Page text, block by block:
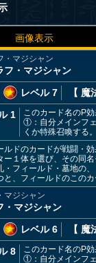
画像表示
・マジシャン
フ・マジシャン
レベル 7 【 魔
1
このカード名のP
①：自分メインフ
くか特殊召喚する。
ドのカードが戦闘・
ー１体を選び、その同
フィールド・墓地の
と、フィールドのこの
マジシャン
・マジシャン
レベル 6 【 魔
8
このカード名のP
①：自分メインフ